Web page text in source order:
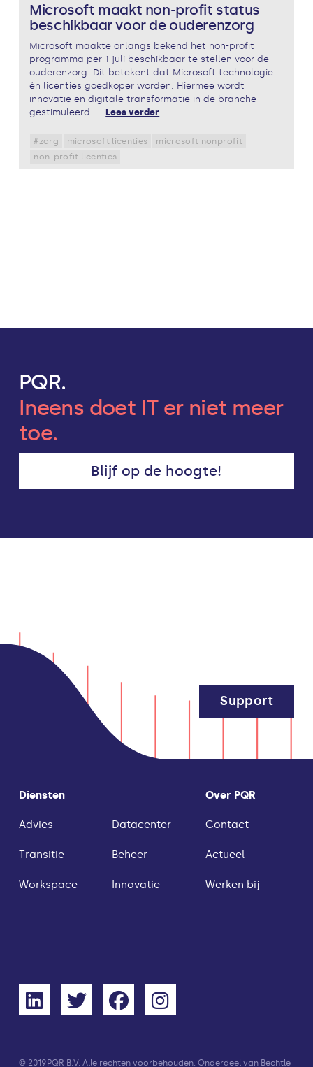
Microsoft maakt non-profit status
beschikbaar voor de ouderenzorg
Microsoft maakte onlangs bekend het non-profit
programma per 1 juli beschikbaar te stellen voor de
ouderenzorg. Dit betekent dat Microsoft technologie
én licenties goedkoper worden. Hiermee wordt
innovatie en digitale transformatie in de branche
gestimuleerd. ... Lees verder
#zorg microsoft licenties
microsoft nonprofit
non-profit licenties
PQR.
Ineens doet IT er niet meer
toe.
Blijf op de hoogte!
Diensten
Advies
Transitie
Workspace
Datacenter
Beheer
Innovatie
Over PQR
Contact
Actueel
Werken bij
Support
© 2019PQR B.V. Alle rechten voorbehouden. Onderdeel van Bechtle